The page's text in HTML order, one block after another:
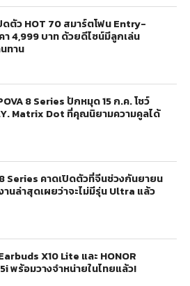
ดตัว HOT 70 สมาร์ตโฟน Entry-
า 4,999 บาท ด้วยดีไซน์มีลูกเล่น
ทาน
8 Series ปักหมุด 15 ก.ค. โชว์
Matrix Dot ที่คุณนิยามความคูลได้
Series คาดเปิดตัวที่จีนช่วงกันยายน
านล่าสุดเผยว่าจะไม่มีรุ่น Ultra แล้ว
X10 Lite และ HONOR
พร้อมวางจำหน่ายในไทยแล้ว!